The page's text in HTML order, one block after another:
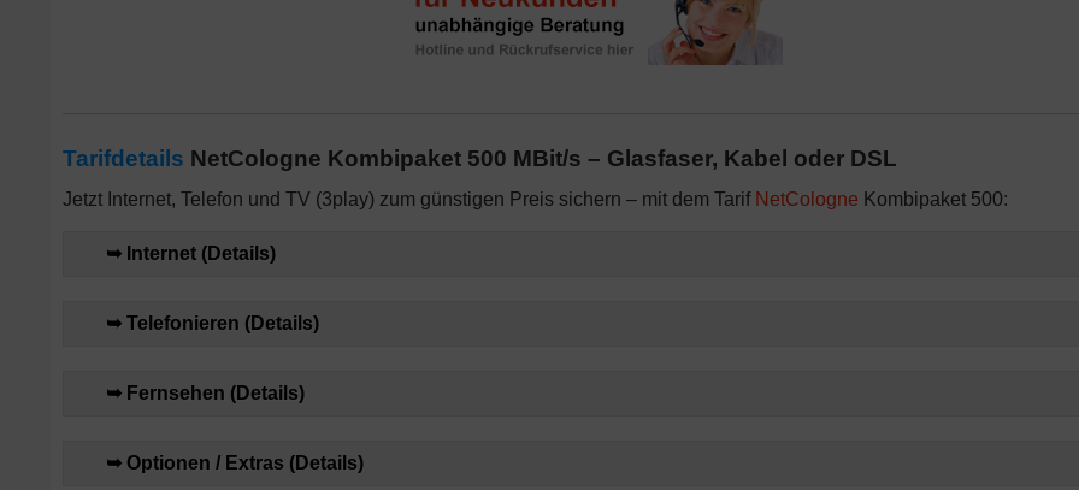
Tarifdetails NetCologne Kombipaket 500 MBit/s – Glasfaser, Kabel oder DSL
Jetzt Internet, Telefon und TV (3play) zum günstigen Preis sichern – mit dem Tarif NetCologne Kombipaket 500:
➥ Internet (Details)
➥ Telefonieren (Details)
➥ Fernsehen (Details)
➥ Optionen / Extras (Details)